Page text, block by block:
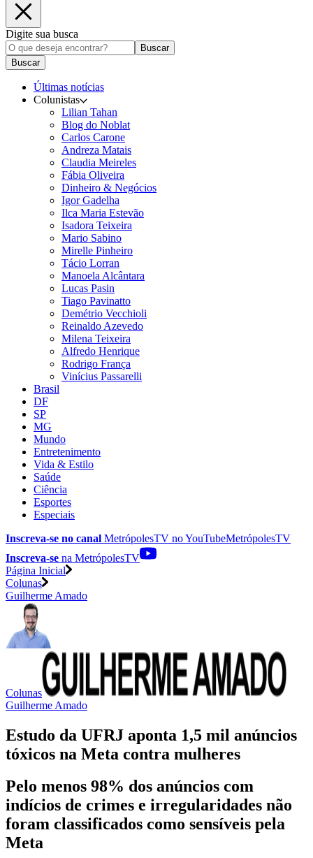
Digite sua busca
Buscar
Buscar
Últimas notícias
Colunistas
Lilian Tahan
Blog do Noblat
Carlos Carone
Andreza Matais
Claudia Meireles
Fábia Oliveira
Dinheiro & Negócios
Igor Gadelha
Ilca Maria Estevão
Isadora Teixeira
Mario Sabino
Mirelle Pinheiro
Tácio Lorran
Manoela Alcântara
Lucas Pasin
Tiago Pavinatto
Demétrio Vecchioli
Reinaldo Azevedo
Milena Teixeira
Alfredo Henrique
Rodrigo França
Vinícius Passarelli
Brasil
DF
SP
MG
Mundo
Entretenimento
Vida & Estilo
Saúde
Ciência
Esportes
Especiais
Inscreva-se no canal MetrópolesTV noYouTubeMetrópolesTV
Inscreva-se na MetrópolesTV
Página Inicial
Colunas
Guilherme Amado
Colunas
Guilherme Amado
Estudo da UFRJ aponta 1,5 mil anúncios
tóxicos na Meta contra mulheres
Pelo menos 98% dos anúncios com
indícios de crimes e irregularidades não
foram classificados como sensíveis pela
Meta